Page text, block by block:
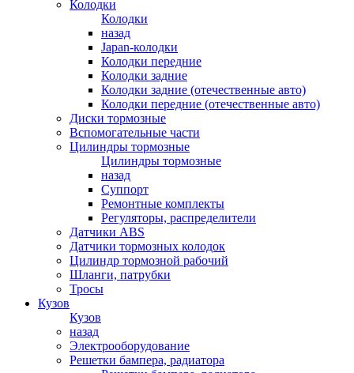
Колодки
Колодки
назад
Japan-колодки
Колодки передние
Колодки задние
Колодки задние (отечественные авто)
Колодки передние (отечественные авто)
Диски тормозные
Вспомогательные части
Цилиндры тормозные
Цилиндры тормозные
назад
Суппорт
Ремонтные комплекты
Регуляторы, распределители
Датчики ABS
Датчики тормозных колодок
Цилиндр тормозной рабочий
Шланги, патрубки
Тросы
Кузов
Кузов
назад
Электрооборудование
Решетки бампера, радиатора